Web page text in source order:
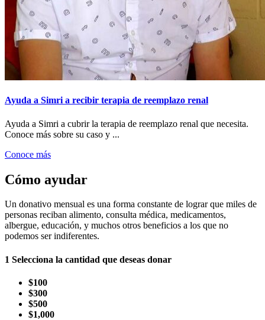
Ayuda a Simri a recibir terapia de reemplazo renal
Ayuda a Simri a cubrir la terapia de reemplazo renal que necesita.
Conoce más sobre su caso y ...
Conoce más
Cómo ayudar
Un donativo mensual es una forma constante de lograr que miles de
personas reciban alimento, consulta médica, medicamentos,
albergue, educación, y muchos otros beneficios a los que no
podemos ser indiferentes.
1 Selecciona la cantidad que deseas donar
$100
$300
$500
$1,000